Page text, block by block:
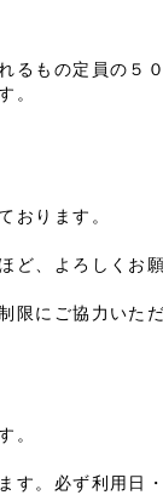
もの定員の５０
。
おります。
ど、よろしくお
限にご協力いた
。
す。必ず利用日